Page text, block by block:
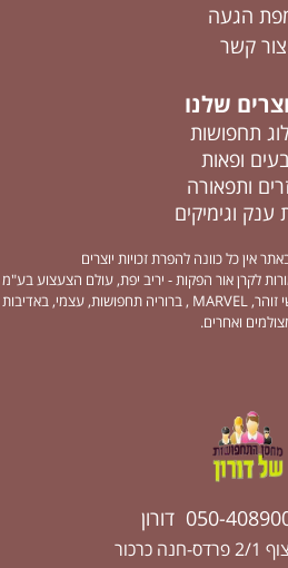
הגעה
צור קשר
שלנו
תחפושות
ופאות
ותפאורה
ענק וגימיקים
אין כל כוונה להפרת זכויות יוצרים
לקרן אור הפקות - יריב יפת, עולם הצעצוע בע"מ
-ענת עיצובים - תחפושות וחיוכים , שושי זוהר, MARVEL , ברוריה תחפושות, עצמי, באדיבות
ואחרים.
4089008 דורון
חנה כרכור